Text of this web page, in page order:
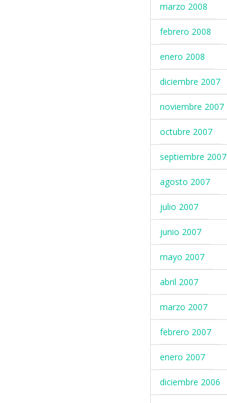
marzo 2008
febrero 2008
enero 2008
diciembre 2007
noviembre 2007
octubre 2007
septiembre 2007
agosto 2007
julio 2007
junio 2007
mayo 2007
abril 2007
marzo 2007
febrero 2007
enero 2007
diciembre 2006